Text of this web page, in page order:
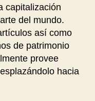
capitalización
del mundo.
así­ como
de patrimonio
provee
hacia